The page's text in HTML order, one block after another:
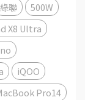
綠聯
500W
X8 Ultra
iQOO
Pro14